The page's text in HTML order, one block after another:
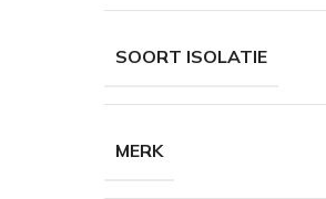
SOORT ISOLATIE
MERK